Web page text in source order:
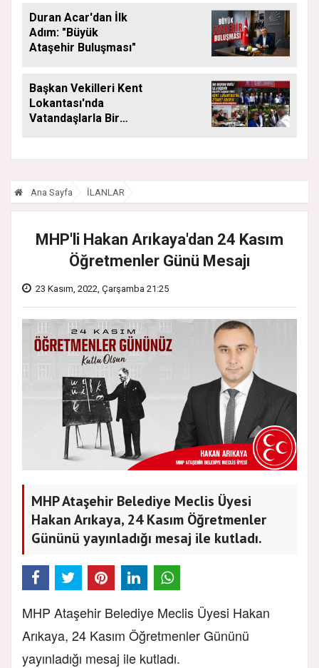
Duran Acar'dan İlk
Adım: "Büyük
Ataşehir Buluşması"
Başkan Vekilleri Kent
Lokantası'nda
Vatandaşlarla Bir
Ana Sayfa İLANLAR
MHP'li Hakan Arıkaya'dan 24 Kasım
Öğretmenler Günü Mesajı
23 Kasım, 2022, Çarşamba 21:25
MHP Ataşehir Belediye Meclis Üyesi
Hakan Arıkaya, 24 Kasım Öğretmenler
Gününü yayınladığı mesaj ile kutladı.
MHP Ataşehir Belediye Meclis Üyesi Hakan
Arıkaya, 24 Kasım Öğretmenler Gününü
yayınladığı mesaj ile kutladı.